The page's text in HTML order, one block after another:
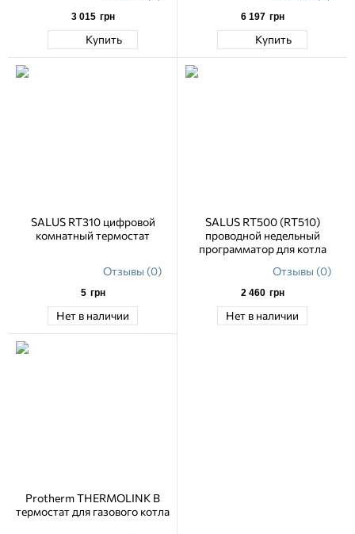
3 015 грн
Купить
6 197 грн
Купить
SALUS RT310 цифровой
комнатный термостат
Отзывы (0)
5 грн
Нет в наличии
SALUS RT500 (RT510)
проводной недельный
программатор для котла
Отзывы (0)
2 460 грн
Нет в наличии
Protherm THERMOLINK B
термостат для газового котла